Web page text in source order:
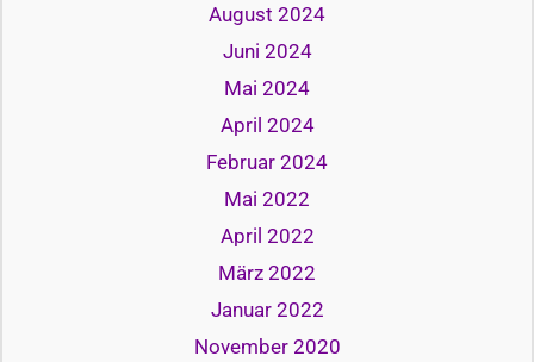
August 2024
Juni 2024
Mai 2024
April 2024
Februar 2024
Mai 2022
April 2022
März 2022
Januar 2022
November 2020